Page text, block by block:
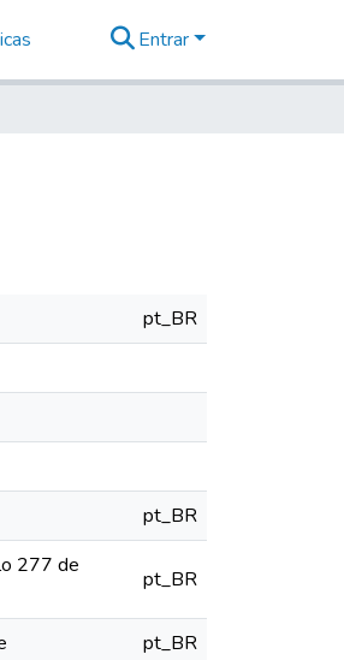
Entrar
pt_BR
pt_BR
277 de
pt_BR
pt_BR